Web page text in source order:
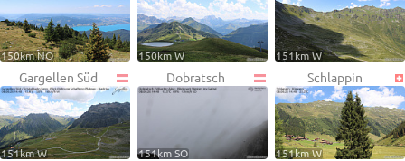
150km NO 150km W 151km W
Gargellen Süd
151km W
Dobratsch
151km SO
Schlappin
151km W